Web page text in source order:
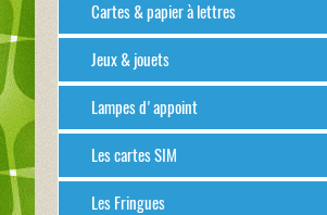
Cartes & papier à lettres
Jeux & jouets
Lampes d'appoint
Les cartes SIM
Les Fringues